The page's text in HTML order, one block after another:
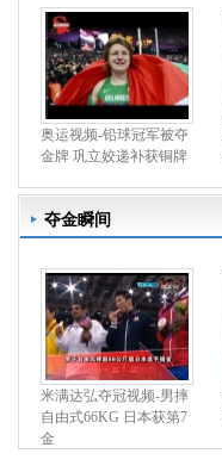
奥运视频-铅球冠军被夺
金牌 巩立姣递补获铜牌
夺金瞬间
米满达弘夺冠视频-男摔
自由式66KG 日本获第7
金